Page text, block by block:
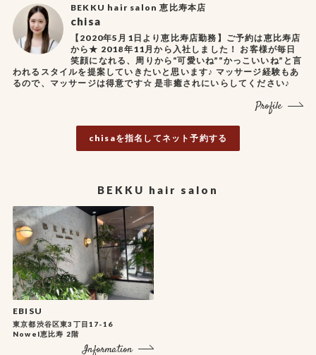
BEKKU hair salon 恵比寿本店
chisa
【2020年5月1日より恵比寿店勤務】ご予約は恵比寿店
から★ 2018年11月から入社しました！ お客様が毎日
笑顔になれる、周りから“可愛いね”“かっこいいね”と言
われるスタイルを提案していきたいと思います♪ マッサージ経験もあ
るので、マッサージは得意です☆ 是非癒されにいらしてください♪
Profile
chisaを指名してネット予約する
BEKKU hair salon
EBISU
東京都渋谷区東3丁目17-16
Nowel恵比寿 2階
Information